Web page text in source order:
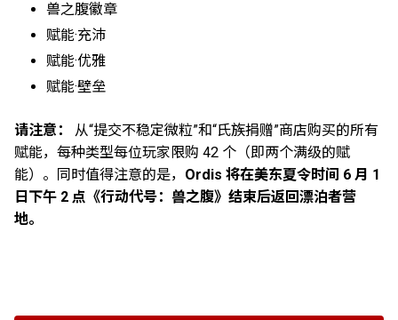
兽之腹徽章
赋能·充沛
赋能·优雅
赋能·壁垒
请注意：
从“提交不稳定微粒”和“氏族捐赠”商店购买的所有
赋能，每种类型每位玩家限购 42 个（即两个满级的赋
能）。同时值得注意的是， Ordis 将在美东夏令时间 6 月 1
日下午 2 点《行动代号：兽之腹》结束后返回漂泊者营
地。